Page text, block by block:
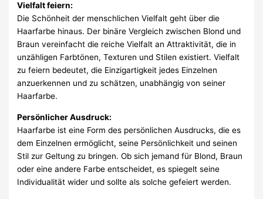
Vielfalt feiern:
Die Schönheit der menschlichen Vielfalt geht über die
Haarfarbe hinaus. Der binäre Vergleich zwischen Blond und
Braun vereinfacht die reiche Vielfalt an Attraktivität, die in
unzähligen Farbtönen, Texturen und Stilen existiert. Vielfalt
zu feiern bedeutet, die Einzigartigkeit jedes Einzelnen
anzuerkennen und zu schätzen, unabhängig von seiner
Haarfarbe.
Persönlicher Ausdruck:
Haarfarbe ist eine Form des persönlichen Ausdrucks, die es
dem Einzelnen ermöglicht, seine Persönlichkeit und seinen
Stil zur Geltung zu bringen. Ob sich jemand für Blond, Braun
oder eine andere Farbe entscheidet, es spiegelt seine
Individualität wider und sollte als solche gefeiert werden.